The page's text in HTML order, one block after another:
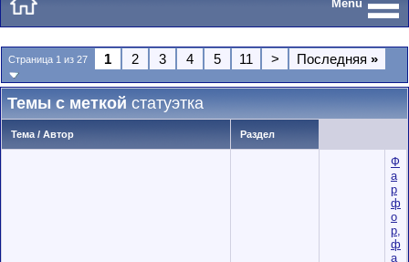
Menu
Страница 1 из 27 1 2 3 4 5 11 > Последняя »
Темы с меткойстатуэтка
Тема / Автор Раздел
Ф
а
р
ф
о
р,
ф
а